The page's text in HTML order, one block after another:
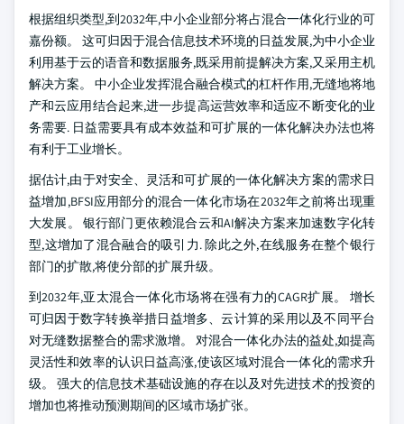
根据组织类型,到2032年,中小企业部分将占混合一体化行业的可
嘉份额。 这可归因于混合信息技术环境的日益发展,为中小企业
利用基于云的语音和数据服务,既采用前提解决方案,又采用主机
解决方案。 中小企业发挥混合融合模式的杠杆作用,无缝地将地
产和云应用结合起来,进一步提高运营效率和适应不断变化的业
务需要. 日益需要具有成本效益和可扩展的一体化解决办法也将
有利于工业增长。
据估计,由于对安全、灵活和可扩展的一体化解决方案的需求日
益增加,BFSI应用部分的混合一体化市场在2032年之前将出现重
大发展。 银行部门更依赖混合云和AI解决方案来加速数字化转
型,这增加了混合融合的吸引力. 除此之外,在线服务在整个银行
部门的扩散,将使分部的扩展升级。
到2032年,亚太混合一体化市场将在强有力的CAGR扩展。 增长
可归因于数字转换举措日益增多、云计算的采用以及不同平台
对无缝数据整合的需求激增。 对混合一体化办法的益处,如提高
灵活性和效率的认识日益高涨,使该区域对混合一体化的需求升
级。 强大的信息技术基础设施的存在以及对先进技术的投资的
增加也将推动预测期间的区域市场扩张。